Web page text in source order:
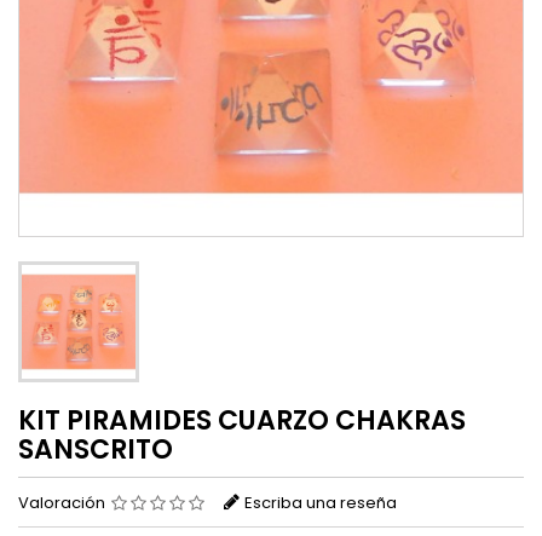
KIT PIRAMIDES CUARZO CHAKRAS
SANSCRITO
Valoración Escriba una reseña